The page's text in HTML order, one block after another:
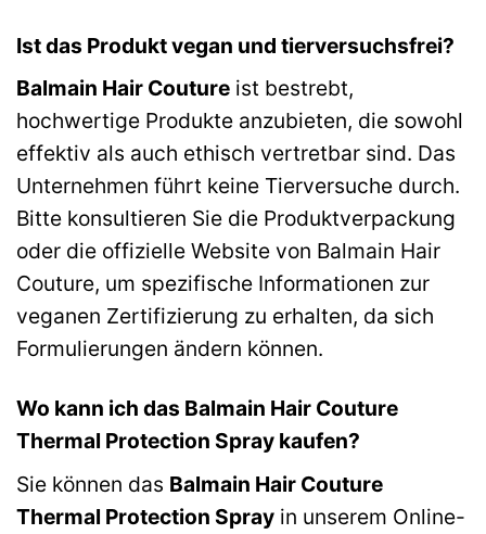
Ist das Produkt vegan und tierversuchsfrei?
Balmain Hair Couture ist bestrebt,
hochwertige Produkte anzubieten, die sowohl
effektiv als auch ethisch vertretbar sind. Das
Unternehmen führt keine Tierversuche durch.
Bitte konsultieren Sie die Produktverpackung
oder die offizielle Website von Balmain Hair
Couture, um spezifische Informationen zur
veganen Zertifizierung zu erhalten, da sich
Formulierungen ändern können.
Wo kann ich das Balmain Hair Couture
Thermal Protection Spray kaufen?
Sie können das Balmain Hair Couture
Thermal Protection Spray in unserem Online-